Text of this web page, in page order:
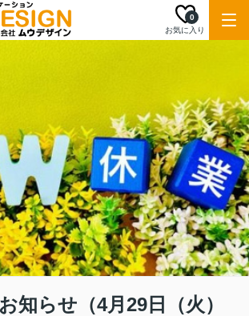
お気に入り
0
知らせ（4月29日（火）